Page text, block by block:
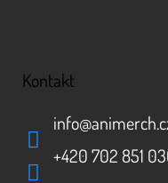
Kontakt
info@
+420 702 851